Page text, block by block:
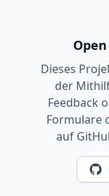
Dieses
der
Feedback
Formulare
auf